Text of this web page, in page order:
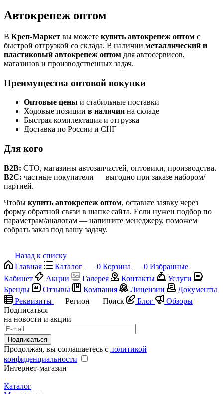
Автокрепеж оптом
В Креп-Маркет вы можете купить автокрепеж оптом с
быстрой отгрузкой со склада. В наличии металлический и
пластиковый автокрепеж оптом для автосервисов,
магазинов и производственных задач.
Преимущества оптовой покупки
Оптовые цены и стабильные поставки
Ходовые позиции в наличии на складе
Быстрая комплектация и отгрузка
Доставка по России и СНГ
Для кого
B2B: СТО, магазины автозапчастей, оптовики, производства.
B2C: частные покупатели — выгодно при заказе набором/
партией.
Чтобы купить автокрепеж оптом, оставьте заявку через
форму обратной связи в шапке сайта. Если нужен подбор по
параметрам/аналогам — напишите менеджеру, поможем
собрать заказ под вашу задачу.
Назад к списку
Главная
Каталог 0 Корзина 0 Избранные
Кабинет
Акции Галерея Контакты
Услуги
Бренды
Отзывы Компания Лицензии
Документы
Реквизиты
Регион Поиск Блог
Обзоры
Подписаться
на новости и акции
Подписаться
Продолжая, вы соглашаетесь с политикой
конфиденциальности
Интернет-магазин
Каталог